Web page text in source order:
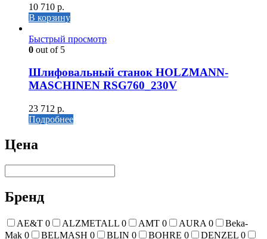
10 710 р.
В корзину
Быстрый просмотр
0 out of 5
Шлифовальный станок HOLZMANN-
MASCHINEN RSG760_230V
23 712 р.
Подробнее
Цена
Бренд
AE&T 0 ALZMETALL 0 AMT 0 AURA 0
Beka-
Mak 0 BELMASH 0 BLIN 0 BOHRE 0 DENZEL 0